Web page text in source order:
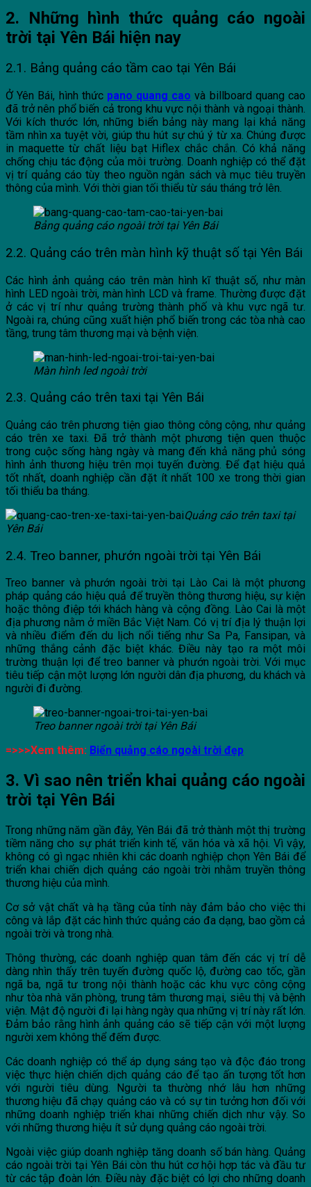
2. Những hình thức quảng cáo ngoài
trời tại Yên Bái hiện nay
2.1. Bảng quảng cáo tầm cao tại Yên Bái
Ở Yên Bái, hình thức pano quang cao và billboard quang cao
đã trở nên phổ biến cả trong khu vực nội thành và ngoại thành.
Với kích thước lớn, những biển bảng này mang lại khả năng
tầm nhìn xa tuyệt vời, giúp thu hút sự chú ý từ xa. Chúng được
in maquette từ chất liệu bạt Hiflex chắc chắn. Có khả năng
chống chịu tác động của môi trường. Doanh nghiệp có thể đặt
vị trí quảng cáo tùy theo nguồn ngân sách và mục tiêu truyền
thông của mình. Với thời gian tối thiểu từ sáu tháng trở lên.
Bảng quảng cáo ngoài trời tại Yên Bái
2.2. Quảng cáo trên màn hình kỹ thuật số tại Yên Bái
Các hình ảnh quảng cáo trên màn hình kĩ thuật số, như màn
hình LED ngoài trời, màn hình LCD và frame. Thường được đặt
ở các vị trí như quảng trường thành phố và khu vực ngã tư.
Ngoài ra, chúng cũng xuất hiện phổ biến trong các tòa nhà cao
tầng, trung tâm thương mại và bệnh viện.
Màn hình led ngoài trời
2.3. Quảng cáo trên taxi tại Yên Bái
Quảng cáo trên phương tiện giao thông công cộng, như quảng
cáo trên xe taxi. Đã trở thành một phương tiện quen thuộc
trong cuộc sống hàng ngày và mang đến khả năng phủ sóng
hình ảnh thương hiệu trên mọi tuyến đường. Để đạt hiệu quả
tốt nhất, doanh nghiệp cần đặt ít nhất 100 xe trong thời gian
tối thiểu ba tháng.
Quảng cáo trên taxi tại
Yên Bái
2.4. Treo banner, phướn ngoài trời tại Yên Bái
Treo banner và phướn ngoài trời tại Lào Cai là một phương
pháp quảng cáo hiệu quả để truyền thông thương hiệu, sự kiện
hoặc thông điệp tới khách hàng và cộng đồng. Lào Cai là một
địa phương nằm ở miền Bắc Việt Nam. Có vị trí địa lý thuận lợi
và nhiều điểm đến du lịch nổi tiếng như Sa Pa, Fansipan, và
những thắng cảnh đặc biệt khác. Điều này tạo ra một môi
trường thuận lợi để treo banner và phướn ngoài trời. Với mục
tiêu tiếp cận một lượng lớn người dân địa phương, du khách và
người đi đường.
Treo banner ngoài trời tại Yên Bái
=>>>Xem thêm: Biển quảng cáo ngoài trời đẹp
3. Vì sao nên triển khai quảng cáo ngoài
trời tại Yên Bái
Trong những năm gần đây, Yên Bái đã trở thành một thị trường
tiềm năng cho sự phát triển kinh tế, văn hóa và xã hội. Vì vậy,
không có gì ngạc nhiên khi các doanh nghiệp chọn Yên Bái để
triển khai chiến dịch quảng cáo ngoài trời nhằm truyền thông
thương hiệu của mình.
Cơ sở vật chất và hạ tầng của tỉnh này đảm bảo cho việc thi
công và lắp đặt các hình thức quảng cáo đa dạng, bao gồm cả
ngoài trời và trong nhà.
Thông thường, các doanh nghiệp quan tâm đến các vị trí dễ
dàng nhìn thấy trên tuyến đường quốc lộ, đường cao tốc, gần
ngã ba, ngã tư trong nội thành hoặc các khu vực công cộng
như tòa nhà văn phòng, trung tâm thương mại, siêu thị và bệnh
viện. Mật độ người đi lại hàng ngày qua những vị trí này rất lớn.
Đảm bảo rằng hình ảnh quảng cáo sẽ tiếp cận với một lượng
người xem không thể đếm được.
Các doanh nghiệp có thể áp dụng sáng tạo và độc đáo trong
việc thực hiện chiến dịch quảng cáo để tạo ấn tượng tốt hơn
với người tiêu dùng. Người ta thường nhớ lâu hơn những
thương hiệu đã chạy quảng cáo và có sự tin tưởng hơn đối với
những doanh nghiệp triển khai những chiến dịch như vậy. So
với những thương hiệu ít sử dụng quảng cáo ngoài trời.
Ngoài việc giúp doanh nghiệp tăng doanh số bán hàng. Quảng
cáo ngoài trời tại Yên Bái còn thu hút cơ hội hợp tác và đầu tư
từ các tập đoàn lớn. Điều này đặc biệt có lợi cho những doanh